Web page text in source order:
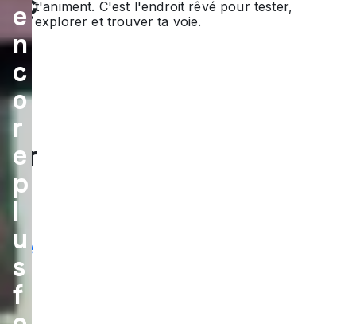
on
de
dé
co
uvr
ir
la
vie
l'a
e
n
c
o
r
e
p
l
u
s
f
t'animent. C'est l'endroit rêvé pour tester,
explorer et trouver ta voie.